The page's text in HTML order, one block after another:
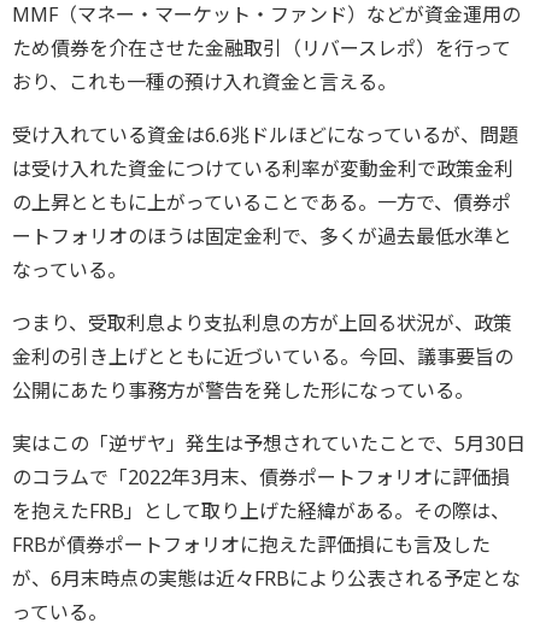
MMF（マネー・マーケット・ファンド）などが資金運用の
ため債券を介在させた金融取引（リバースレポ）を行って
おり、これも一種の預け入れ資金と言える。
受け入れている資金は6.6兆ドルほどになっているが、問題
は受け入れた資金につけている利率が変動金利で政策金利
の上昇とともに上がっていることである。一方で、債券ポ
ートフォリオのほうは固定金利で、多くが過去最低水準と
なっている。
つまり、受取利息より支払利息の方が上回る状況が、政策
金利の引き上げとともに近づいている。今回、議事要旨の
公開にあたり事務方が警告を発した形になっている。
実はこの「逆ザヤ」発生は予想されていたことで、5月30日
のコラムで「2022年3月末、債券ポートフォリオに評価損
を抱えたFRB」として取り上げた経緯がある。その際は、
FRBが債券ポートフォリオに抱えた評価損にも言及した
が、6月末時点の実態は近々FRBにより公表される予定とな
っている。